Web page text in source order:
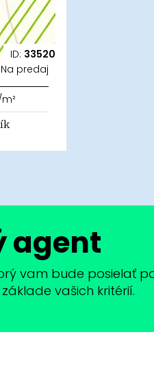
ID: 33520
Na predaj
agent
vam bude posielať
vašich kritérií.